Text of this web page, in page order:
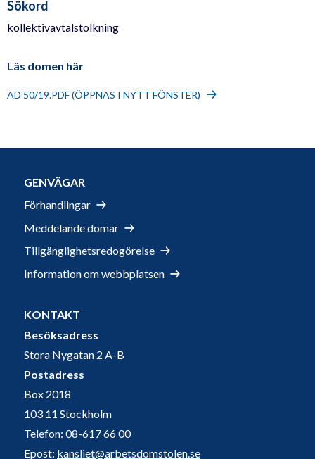
Sökord
kollektivavtalstolkning
Läs domen här
AD 50/19.PDF (ÖPPNAS I NYTT FÖNSTER)
GENVÄGAR
Förhandlingar
Meddelande domar
Tillgänglighetsredogörelse
Information om webbplatsen
KONTAKT
Besöksadress
Stora Nygatan 2 A-B
Postadress
Box 2018
103 11 Stockholm
Telefon: 08-617 66 00
Epost: kansliet@arbetsdomstolen.se